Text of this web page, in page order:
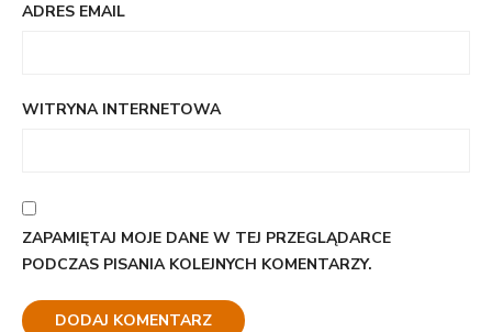
ADRES EMAIL
WITRYNA INTERNETOWA
ZAPAMIĘTAJ MOJE DANE W TEJ PRZEGLĄDARCE
PODCZAS PISANIA KOLEJNYCH KOMENTARZY.